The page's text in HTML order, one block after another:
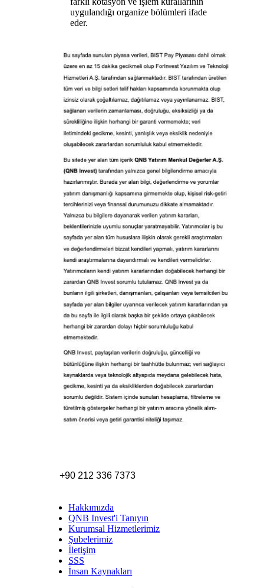
uygulandığı organize bölümleri ifade
eder.
+90 212 336 7373
Hakkımızda
QNB Invest'i Tanıyın
Kurumsal Hizmetlerimiz
Şubelerimiz
İletişim
SSS
İnsan Kaynakları